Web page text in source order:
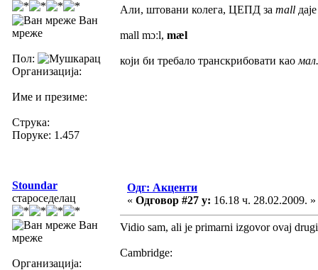
Ван
мреже
Пол:
Организација:
Име и презиме:
Струка:
Поруке: 1.457
Али, штовани колега, ЦЕПД за mall
mall mɔːl, mæl
који би требало транскрибовати као мал.
Stoundar
староседелац
Ван
мреже
Организација:
Одг: Акценти
« Одговор #27 у: 16.18 ч. 28.02.2009. »
Vidio sam, ali je primarni izgovor ovaj
Cambridge: